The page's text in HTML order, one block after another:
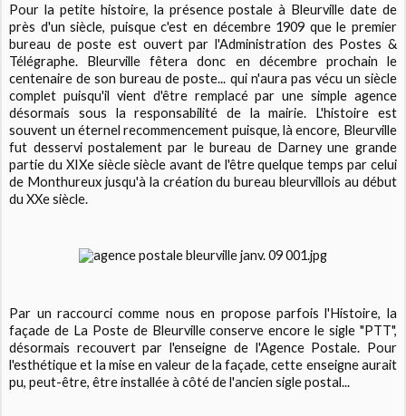
Pour la petite histoire, la présence postale à Bleurville date de
près d'un siècle, puisque c'est en décembre 1909 que le premier
bureau de poste est ouvert par l'Administration des Postes &
Télégraphe. Bleurville fêtera donc en décembre prochain le
centenaire de son bureau de poste... qui n'aura pas vécu un siècle
complet puisqu'il vient d'être remplacé par une simple agence
désormais sous la responsabilité de la mairie. L'histoire est
souvent un éternel recommencement puisque, là encore, Bleurville
fut desservi postalement par le bureau de Darney une grande
partie du XIXe siècle siècle avant de l'être quelque temps par celui
de Monthureux jusqu'à la création du bureau bleurvillois au début
du XXe siècle.
Par un raccourci comme nous en propose parfois l'Histoire, la
façade de La Poste de Bleurville conserve encore le sigle "PTT",
désormais recouvert par l'enseigne de l'Agence Postale. Pour
l'esthétique et la mise en valeur de la façade, cette enseigne aurait
pu, peut-être, être installée à côté de l'ancien sigle postal...